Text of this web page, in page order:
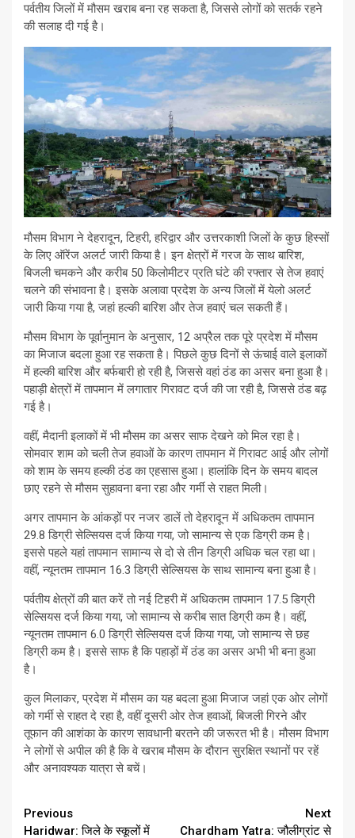
पर्वतीय जिलों में मौसम खराब बना रह सकता है, जिससे लोगों को सतर्क रहने
की सलाह दी गई है।
मौसम विभाग ने देहरादून, टिहरी, हरिद्वार और उत्तरकाशी जिलों के कुछ हिस्सों
के लिए ऑरेंज अलर्ट जारी किया है। इन क्षेत्रों में गरज के साथ बारिश,
बिजली चमकने और करीब 50 किलोमीटर प्रति घंटे की रफ्तार से तेज हवाएं
चलने की संभावना है। इसके अलावा प्रदेश के अन्य जिलों में येलो अलर्ट
जारी किया गया है, जहां हल्की बारिश और तेज हवाएं चल सकती हैं।
मौसम विभाग के पूर्वानुमान के अनुसार, 12 अप्रैल तक पूरे प्रदेश में मौसम
का मिजाज बदला हुआ रह सकता है। पिछले कुछ दिनों से ऊंचाई वाले इलाकों
में हल्की बारिश और बर्फबारी हो रही है, जिससे वहां ठंड का असर बना हुआ है।
पहाड़ी क्षेत्रों में तापमान में लगातार गिरावट दर्ज की जा रही है, जिससे ठंड बढ़
गई है।
वहीं, मैदानी इलाकों में भी मौसम का असर साफ देखने को मिल रहा है।
सोमवार शाम को चली तेज हवाओं के कारण तापमान में गिरावट आई और लोगों
को शाम के समय हल्की ठंड का एहसास हुआ। हालांकि दिन के समय बादल
छाए रहने से मौसम सुहावना बना रहा और गर्मी से राहत मिली।
अगर तापमान के आंकड़ों पर नजर डालें तो देहरादून में अधिकतम तापमान
29.8 डिग्री सेल्सियस दर्ज किया गया, जो सामान्य से एक डिग्री कम है।
इससे पहले यहां तापमान सामान्य से दो से तीन डिग्री अधिक चल रहा था।
वहीं, न्यूनतम तापमान 16.3 डिग्री सेल्सियस के साथ सामान्य बना हुआ है।
पर्वतीय क्षेत्रों की बात करें तो नई टिहरी में अधिकतम तापमान 17.5 डिग्री
सेल्सियस दर्ज किया गया, जो सामान्य से करीब सात डिग्री कम है। वहीं,
न्यूनतम तापमान 6.0 डिग्री सेल्सियस दर्ज किया गया, जो सामान्य से छह
डिग्री कम है। इससे साफ है कि पहाड़ों में ठंड का असर अभी भी बना हुआ
है।
कुल मिलाकर, प्रदेश में मौसम का यह बदला हुआ मिजाज जहां एक ओर लोगों
को गर्मी से राहत दे रहा है, वहीं दूसरी ओर तेज हवाओं, बिजली गिरने और
तूफान की आशंका के कारण सावधानी बरतने की जरूरत भी है। मौसम विभाग
ने लोगों से अपील की है कि वे खराब मौसम के दौरान सुरक्षित स्थानों पर रहें
और अनावश्यक यात्रा से बचें।
Continue
Previous
Haridwar: जिले के स्कूलों में
Next
Chardham Yatra: जौलीग्रांट से